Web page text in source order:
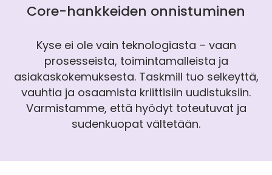
Core-hankkeiden onnistuminen
Kyse ei ole vain teknologiasta – vaan
prosesseista, toimintamalleista ja
asiakaskokemuksesta. Taskmill tuo selkeyttä,
vauhtia ja osaamista kriittisiin uudistuksiin.
Varmistamme, että hyödyt toteutuvat ja
sudenkuopat vältetään.